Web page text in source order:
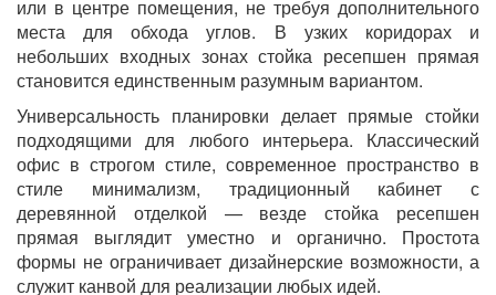
или в центре помещения, не требуя дополнительного
места для обхода углов. В узких коридорах и
небольших входных зонах стойка ресепшен прямая
становится единственным разумным вариантом.
Универсальность планировки делает прямые стойки
подходящими для любого интерьера. Классический
офис в строгом стиле, современное пространство в
стиле минимализм, традиционный кабинет с
деревянной отделкой — везде стойка ресепшен
прямая выглядит уместно и органично. Простота
формы не ограничивает дизайнерские возможности, а
служит канвой для реализации любых идей.